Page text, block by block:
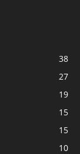
38
27
19
15
15
10